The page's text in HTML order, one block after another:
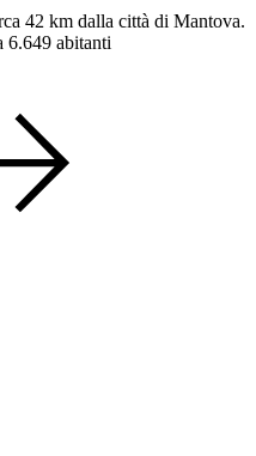
42 km dalla città di Mantova.
6.649 abitanti